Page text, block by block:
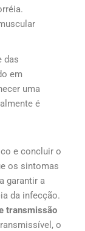
das
em
uma
é
e concluir o
os sintomas
garantir a
da infecção.
transmissão
o